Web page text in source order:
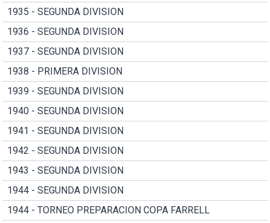
1935 - SEGUNDA DIVISION
1936 - SEGUNDA DIVISION
1937 - SEGUNDA DIVISION
1938 - PRIMERA DIVISION
1939 - SEGUNDA DIVISION
1940 - SEGUNDA DIVISION
1941 - SEGUNDA DIVISION
1942 - SEGUNDA DIVISION
1943 - SEGUNDA DIVISION
1944 - SEGUNDA DIVISION
1944 - TORNEO PREPARACION COPA FARRELL